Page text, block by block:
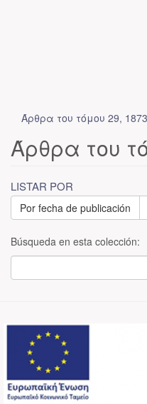
Άρθρα του τόμου 29,
Άρθρα του
LISTAR POR
Por fecha de publicación
Búsqueda en esta colección: